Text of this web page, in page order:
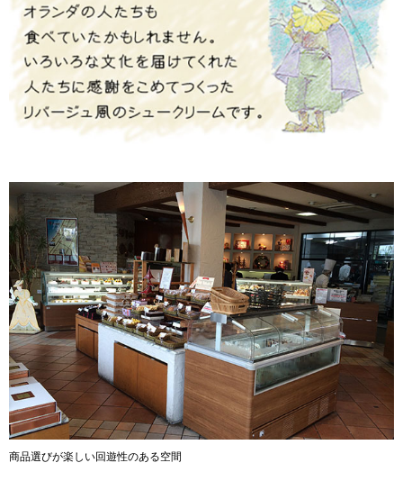
商品選びが楽しい回遊性のある空間